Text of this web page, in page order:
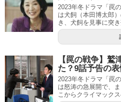
2023年冬ドラマ「罠
は犬飼（本田博太郎
き、犬飼を見事に突
【罠の戦争】鷲
た？9話予告の
2023年冬ドラマ「罠
は怒涛の急展開で、
こからクライマック